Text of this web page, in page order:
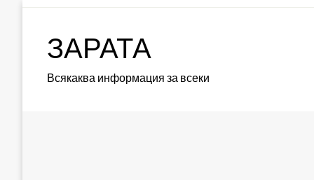
ЗАРАТА
Всякаква информация за всеки